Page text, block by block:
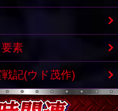
素
記(ウド茂作)